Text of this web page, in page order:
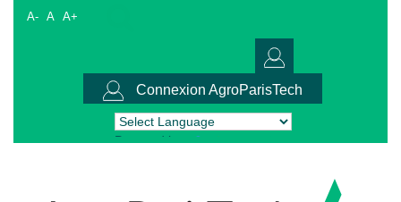
A- A A+
Connexion AgroParisTech
Powered by Translate